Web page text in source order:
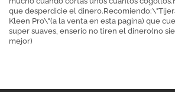
que desperdicie el
Kleen Pro\"(a la venta en esta pagina) que
super suaves, enserio no tiren el dinero(no
mejor)